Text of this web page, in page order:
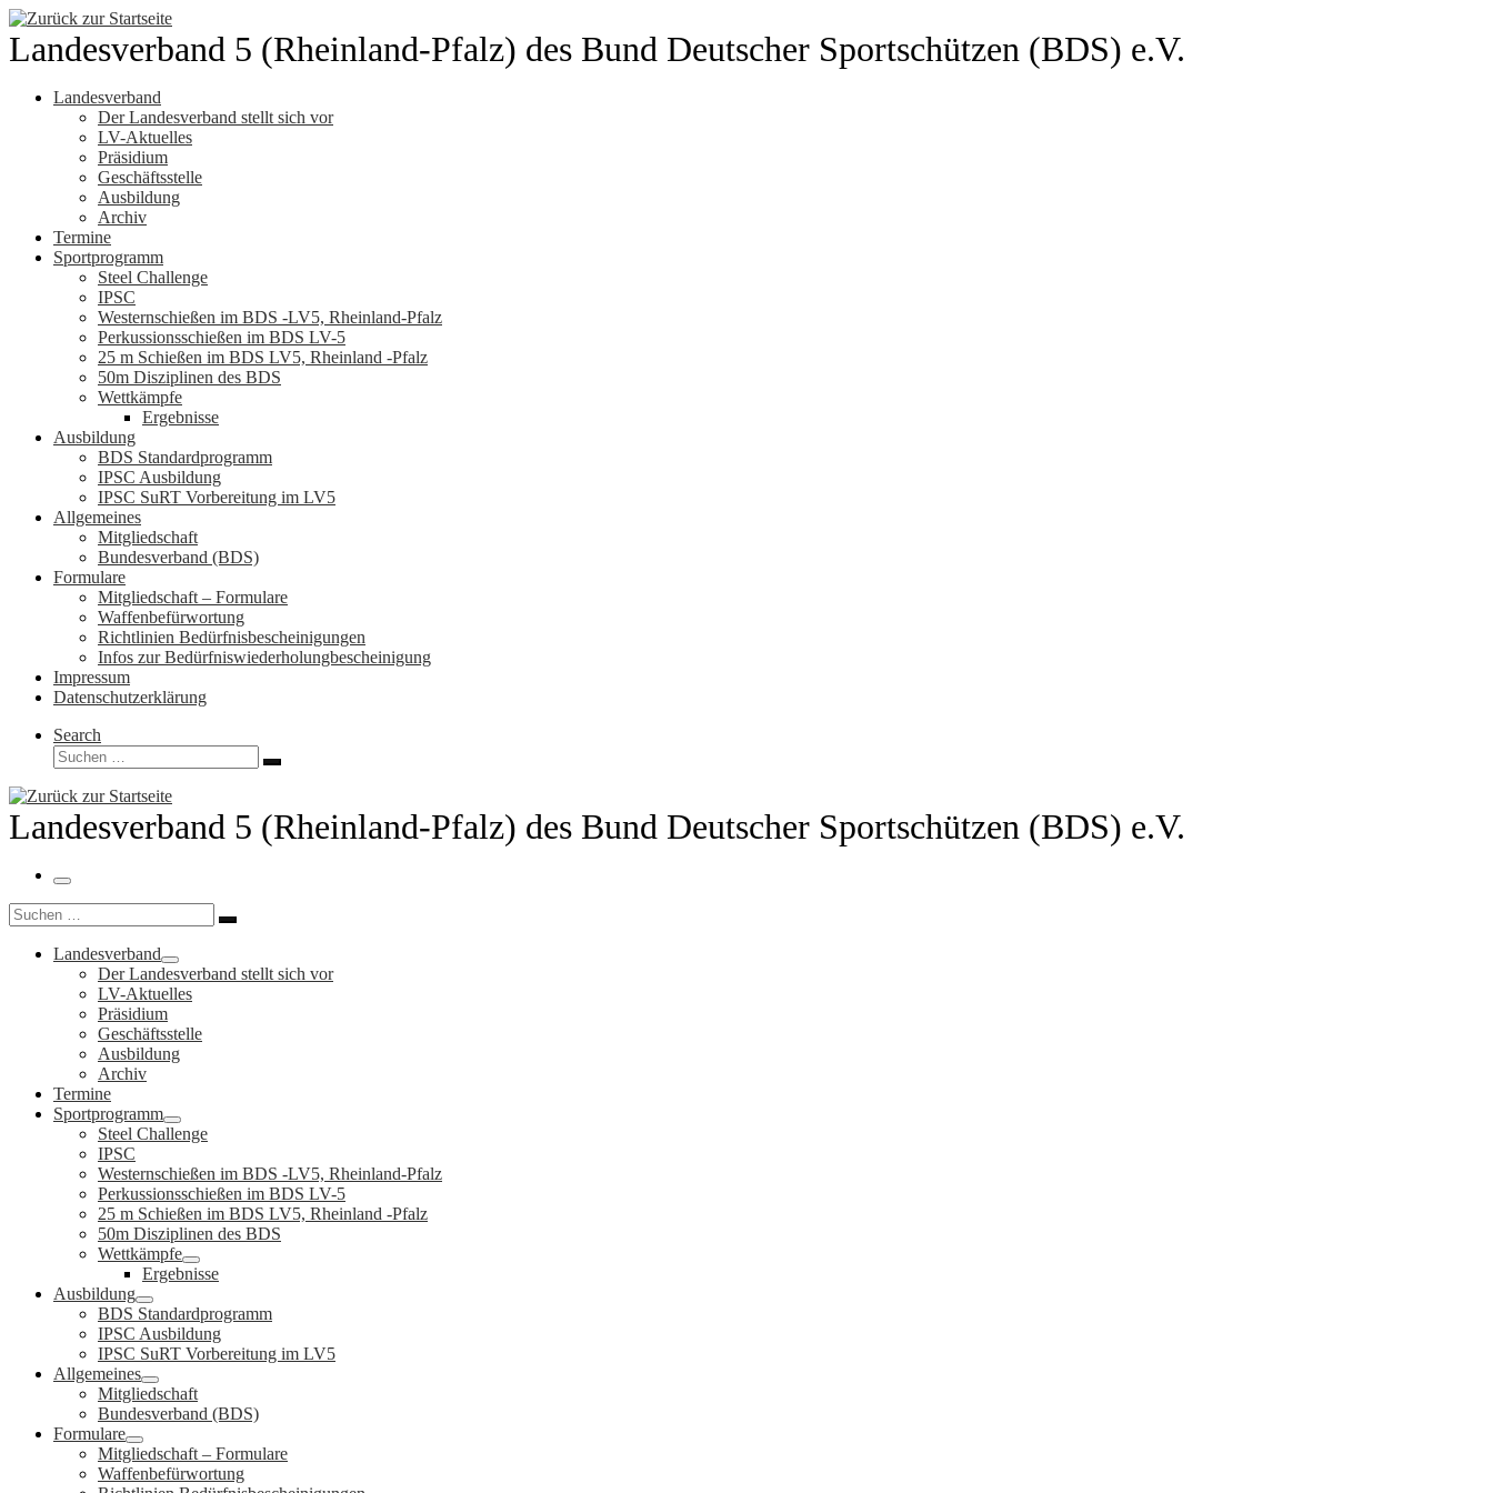
Zum
Inhalt
springen
Landesverband 5 (Rheinland-Pfalz) des Bund Deutscher Sportschützen (BDS) e.V.
Landesverband
Der Landesverband stellt sich vor
LV-Aktuelles
Präsidium
Geschäftsstelle
Ausbildung
Archiv
Termine
Sportprogramm
Steel Challenge
IPSC
Westernschießen im BDS -LV5, Rheinland-Pfalz
Perkussionsschießen im BDS LV-5
25 m Schießen im BDS LV5, Rheinland -Pfalz
50m Disziplinen des BDS
Wettkämpfe
Ergebnisse
Ausbildung
BDS Standardprogramm
IPSC Ausbildung
IPSC SuRT Vorbereitung im LV5
Allgemeines
Mitgliedschaft
Bundesverband (BDS)
Formulare
Mitgliedschaft – Formulare
Waffenbefürwortung
Richtlinien Bedürfnisbescheinigungen
Infos zur Bedürfniswiederholungbescheinigung
Impressum
Datenschutzerklärung
Search
Suche
Suchen …
Landesverband 5 (Rheinland-Pfalz) des Bund Deutscher Sportschützen (BDS) e.V.
Menü
Suche
Suchen …
Landesverband
Der Landesverband stellt sich vor
LV-Aktuelles
Präsidium
Geschäftsstelle
Ausbildung
Archiv
Termine
Sportprogramm
Steel Challenge
IPSC
Westernschießen im BDS -LV5, Rheinland-Pfalz
Perkussionsschießen im BDS LV-5
25 m Schießen im BDS LV5, Rheinland -Pfalz
50m Disziplinen des BDS
Wettkämpfe
Ergebnisse
Ausbildung
BDS Standardprogramm
IPSC Ausbildung
IPSC SuRT Vorbereitung im LV5
Allgemeines
Mitgliedschaft
Bundesverband (BDS)
Formulare
Mitgliedschaft – Formulare
Waffenbefürwortung